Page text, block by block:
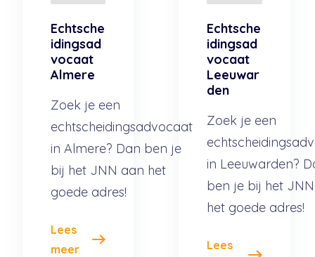
Echtsche
idingsad
vocaat
Almere
Zoek je een
echtscheidingsadvocaat
in Almere? Dan ben je
bij het JNN aan het
goede adres!
Lees
meer
Echtsche
idingsad
vocaat
Leeuwar
den
Zoek je een
in Leeuwarden?
ben je bij het
het goede adres!
Lees